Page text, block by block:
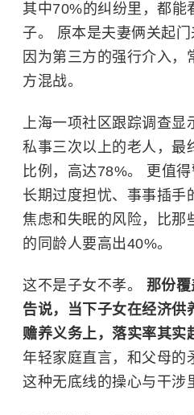
其中70%的纠纷里，都能
子。 原本是夫妻俩关起门
因为第三方的强行介入，
方混战。
上海一项社区跟踪调查显
私事三次以上的老人，最
比例，高达78%。 更值得
长期过度担忧、事事插手
焦虑和失眠的风险，比那
的同龄人要高出40%。
这不是子女不孝。 那份
告说，当下子女在经济供
赡养义务上，落实率其实
年轻家庭直言，和父母的
这种无底线的操心与干涉